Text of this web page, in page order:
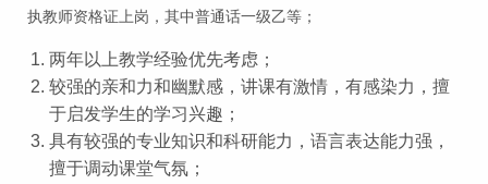
执教师资格证上岗，其中普通话一级乙等；
两年以上教学经验优先考虑；
较强的亲和力和幽默感，讲课有激情，有感染力，擅
于启发学生的学习兴趣；
具有较强的专业知识和科研能力，语言表达能力强，
擅于调动课堂气氛；